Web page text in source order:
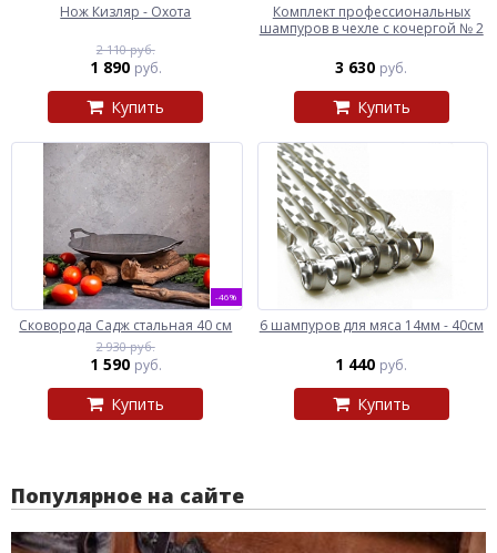
Нож Кизляр - Охота
2 110 руб.
1 890 руб.
Купить
Комплект профессиональных
шампуров в чехле с кочергой № 2
3 630 руб.
Купить
-46%
Сковорода Садж стальная 40 см
2 930 руб.
1 590 руб.
Купить
6 шампуров для мяса 14мм - 40см
1 440 руб.
Купить
Популярное на сайте